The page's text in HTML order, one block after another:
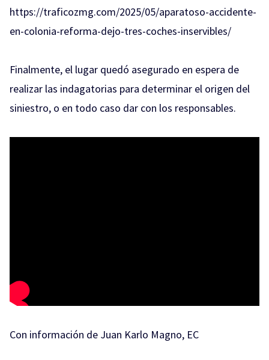
https://traficozmg.com/2025/05/aparatoso-accidente-
en-colonia-reforma-dejo-tres-coches-inservibles/
Finalmente, el lugar quedó asegurado en espera de
realizar las indagatorias para determinar el origen del
siniestro, o en todo caso dar con los responsables.
Con información de Juan Karlo Magno, EC